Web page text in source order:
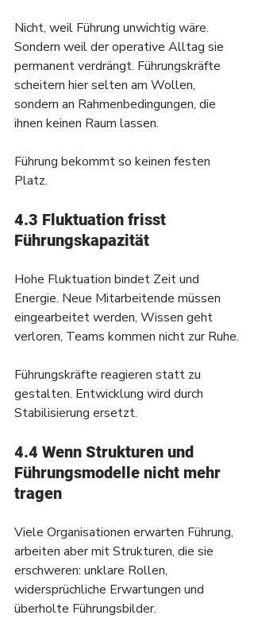
Nicht, weil Führung unwichtig wäre.
Sondern weil der operative Alltag sie
permanent verdrängt. Führungskräfte
scheitern hier selten am Wollen,
sondern an Rahmenbedingungen, die
ihnen keinen Raum lassen.
Führung bekommt so keinen festen
Platz.
4.3 Fluktuation frisst
Führungskapazität
Hohe Fluktuation bindet Zeit und
Energie. Neue Mitarbeitende müssen
eingearbeitet werden, Wissen geht
verloren, Teams kommen nicht zur Ruhe.
Führungskräfte reagieren statt zu
gestalten. Entwicklung wird durch
Stabilisierung ersetzt.
4.4 Wenn Strukturen und
Führungsmodelle nicht mehr
tragen
Viele Organisationen erwarten Führung,
arbeiten aber mit Strukturen, die sie
erschweren: unklare Rollen,
widersprüchliche Erwartungen und
überholte Führungsbilder.